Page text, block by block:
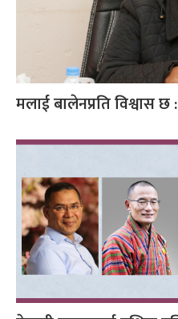
मलाई बालेनप्रति विश्वास छ